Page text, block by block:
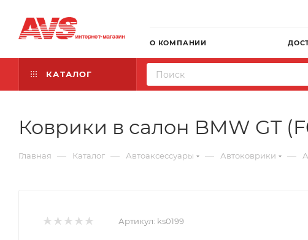
О КОМПАНИИ
КАТАЛОГ
Коврики в салон BMW GT
Главная — Каталог — Автоаксессуары — Автоковрики —
Артикул: ks0199